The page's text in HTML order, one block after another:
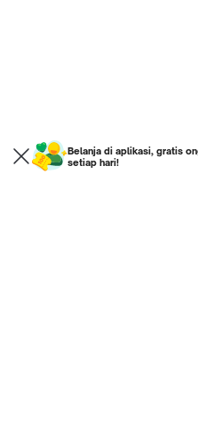
Belanja di aplikasi, gratis
setiap hari!